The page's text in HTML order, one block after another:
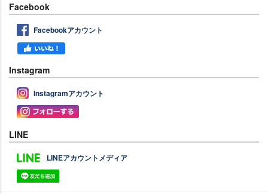
Facebook
Facebookアカウント
Instagram
Instagramアカウント
LINE
LINEアカウントメディア